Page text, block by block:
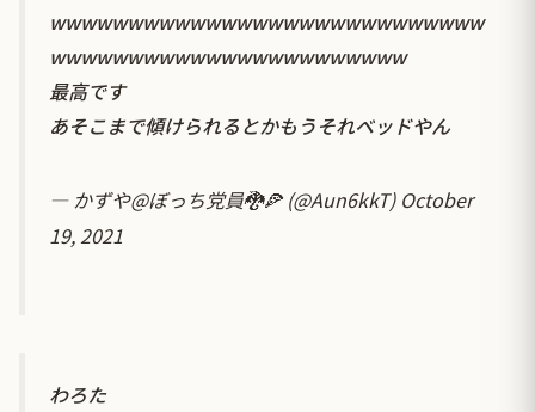
wwwwwwwwwwwwwwwwwwwwwwwwwwww
wwwwwwwwwwwwwwwwwwwwwww
最高です
あそこまで傾けられるとかもうそれベッドやん
— かずや@ぼっち党員🐉🍕 (@Aun6kkT) October
19, 2021
わろた